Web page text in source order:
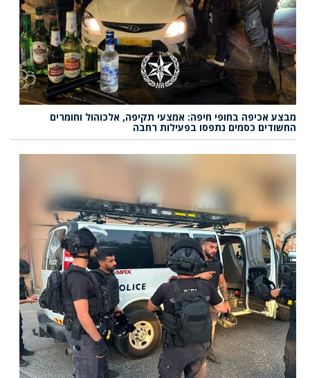
מבצע אכיפה בחופי חיפה: אמצעי תקיפה, אלכוהול וחומרים
החשודים כסמים נתפסו בפעילות רחבה